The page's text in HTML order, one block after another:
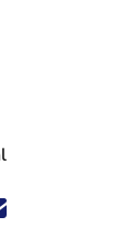
- U verlaat
- U verlaat
- U
op Youtube - U
op LinkedIn
op de hoogte'